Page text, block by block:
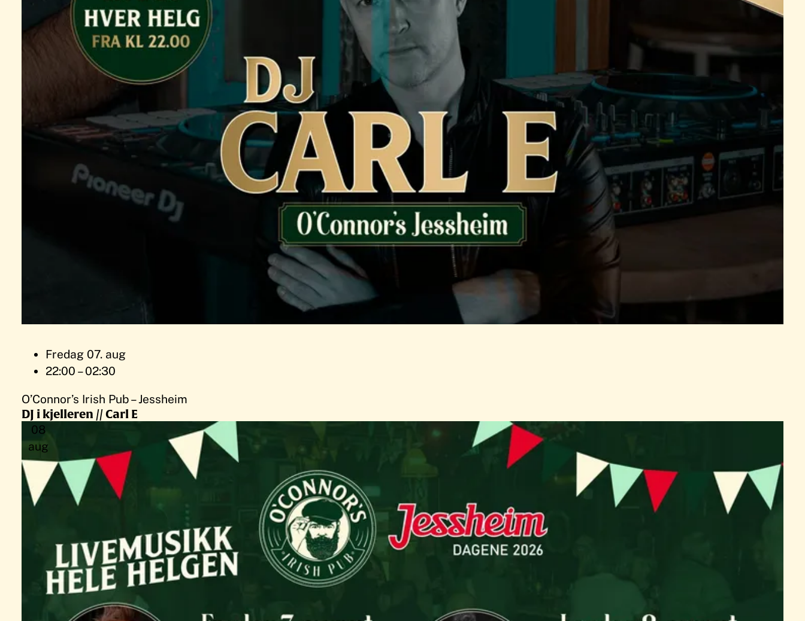
Fredag 07. aug
22:00 – 02:30
O’Connor’s Irish Pub – Jessheim
DJ i kjelleren // Carl E
08
aug